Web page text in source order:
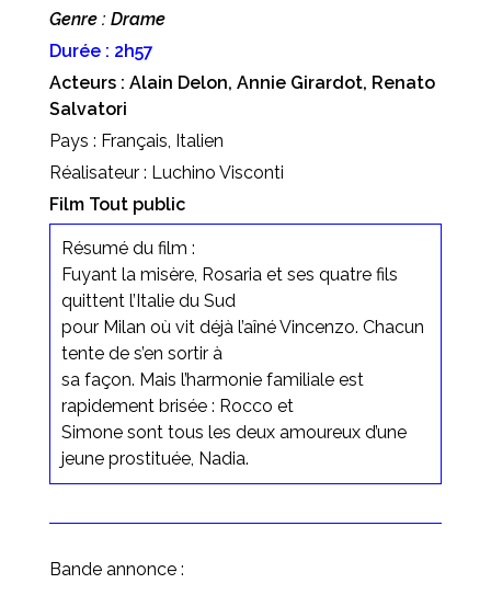
Genre : Drame
Durée : 2h57
Acteurs : Alain Delon, Annie Girardot, Renato
Salvatori
Pays : Français, Italien
Réalisateur : Luchino Visconti
Film Tout public
Résumé du film :
Fuyant la misère, Rosaria et ses quatre fils
quittent l’Italie du Sud
pour Milan où vit déjà l’aîné Vincenzo. Chacun
tente de s’en sortir à
sa façon. Mais l’harmonie familiale est
rapidement brisée : Rocco et
Simone sont tous les deux amoureux d’une
jeune prostituée, Nadia.
Bande annonce :